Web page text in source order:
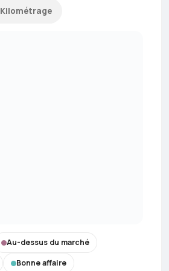
Kilométrage
Au-dessus du marché
Bonne affaire